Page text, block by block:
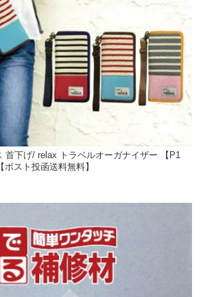
首下げ/ relax トラベルオーガナイザー 【P1
スト投函送料無料】